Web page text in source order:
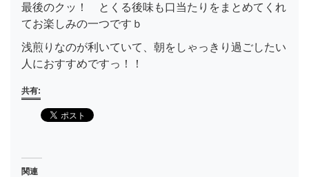
最後のクッ！ とくる後味も口当たりをまとめてくれ
てお楽しみの一つですｂ
浅煎りなのが利いていて、朝をしゃっきり過ごしたい
人におすすめですっ！！
共有:
関連